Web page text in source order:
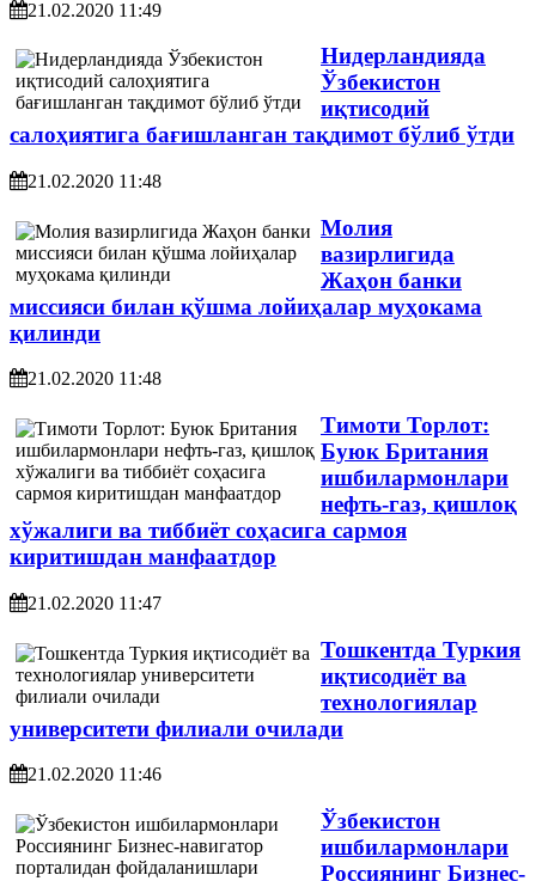
21.02.2020 11:49
Нидерландияда
Ўзбекистон
иқтисодий
салоҳиятига бағишланган тақдимот бўлиб ўтди
21.02.2020 11:48
Молия
вазирлигида
Жаҳон банки
миссияси билан қўшма лойиҳалар муҳокама
қилинди
21.02.2020 11:48
Тимоти Торлот:
Буюк Британия
ишбилармонлари
нефть-газ, қишлоқ
хўжалиги ва тиббиёт соҳасига сармоя
киритишдан манфаатдор
21.02.2020 11:47
Тошкентда Туркия
иқтисодиёт ва
технологиялар
университети филиали очилади
21.02.2020 11:46
Ўзбекистон
ишбилармонлари
Россиянинг Бизнес-